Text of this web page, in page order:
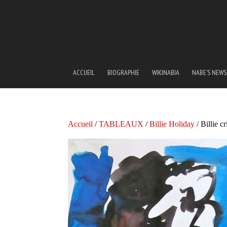
ACCUEIL BIOGRAPHIE WIKINABIA NABE’S NEWS
Accueil /TABLEAUX /Billie Holiday / Billie